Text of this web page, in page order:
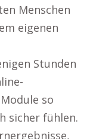
Menschen
eigenen
Stunden
so
sicher fühlen.